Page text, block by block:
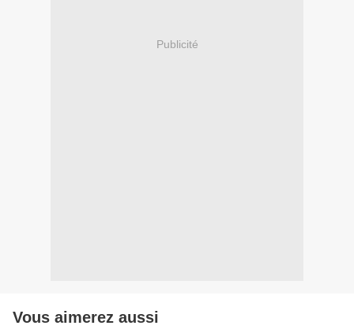
Publicité
Vous aimerez aussi